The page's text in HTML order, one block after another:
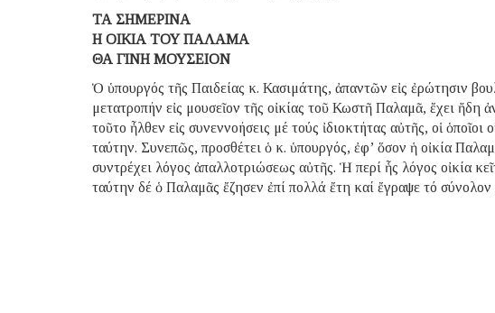
ΤΑ ΣΗΜΕΡΙΝΑ
Η ΟΙΚΙΑ ΤΟΥ ΠΑΛΑΜΑ
ΘΑ ΓΙΝΗ ΜΟΥΣΕΙΟΝ
Ὁ ὑπουργός τῆς Παιδείας κ. Κασιμάτης, ἀπαντῶν εἰς ἐρώτησιν
μετατροπήν εἰς μουσεῖον τῆς οἰκίας τοῦ Κωστῆ Παλαμᾶ, ἔχει ἤδη
τοῦτο ἦλθεν εἰς συνεννοήσεις μέ τούς ἰδιοκτήτας αὐτῆς, οἱ
ταύτην. Συνεπῶς, προσθέτει ὁ κ. ὑπουργός, ἐφ’ ὅσον ἡ οἰκία
συντρέχει λόγος ἀπαλλοτριώσεως αὐτῆς. Ἡ περί ἧς λόγος οἰκία
ταύτην δέ ὁ Παλαμᾶς ἔζησεν ἐπί πολλά ἔτη καί ἔγραψε τό